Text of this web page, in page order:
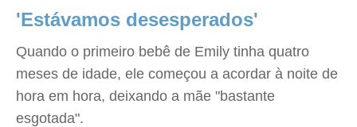
'Estávamos desesperados'
Quando o primeiro bebê de Emily tinha quatro
meses de idade, ele começou a acordar à noite de
hora em hora, deixando a mãe "bastante
esgotada".